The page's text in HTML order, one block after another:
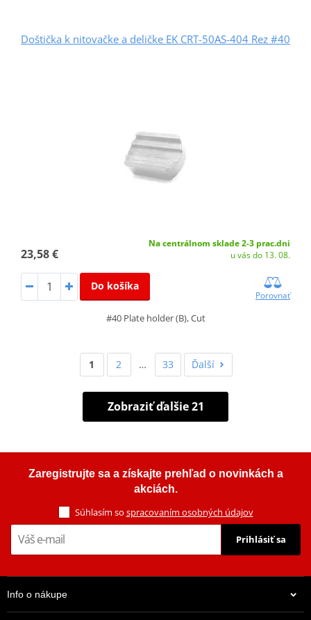
Doštička k nitovačke a deličke EK CRT-50AS-404 Rez #40
23,58 €
Na centrálnom sklade 2-3 prac.dni
u vás do 13. 08.
Do košíka
Porovnať
#40 Plate holder (B), Cut
1 2 … 33 Ďalší
Zobraziť ďalšie 21
Zaregistrujte sa a získajte prehľad o novinkách a
akciách.
Súhlasím so spracovaním osobných údajov
Prihlásiť sa
Info o nákupe